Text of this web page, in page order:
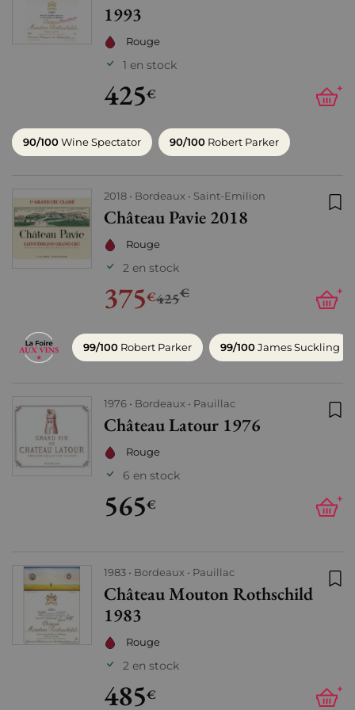
1993
Rouge
1 en stock
425€ +
90/100Wine Spectator 90/100 Robert Parker
2018 Bordeaux Saint-Emilion
Château Pavie 2018
Rouge
2 en stock
375€425€ +
99/100 Robert Parker 99/100James Suckling
1976 Bordeaux Pauillac
Château Latour 1976
Rouge
6 en stock
565€ +
1983 Bordeaux Pauillac
Château Mouton Rothschild
1983
Rouge
2 en stock
485€ +